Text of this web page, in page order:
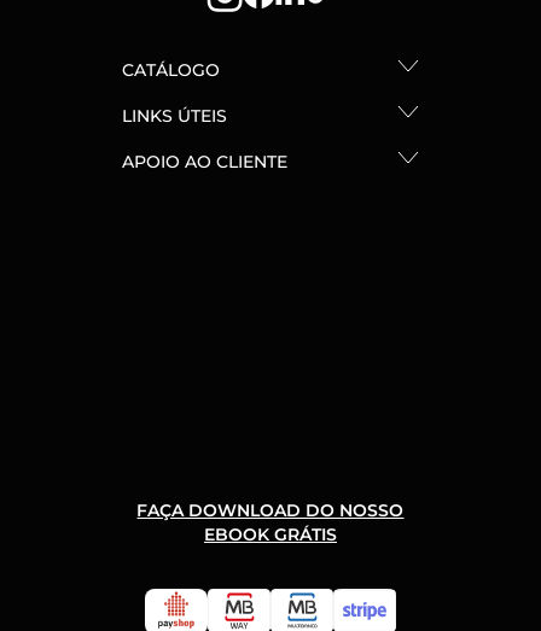
CATÁLOGO
LINKS ÚTEIS
APOIO AO CLIENTE
FAÇA DOWNLOAD DO NOSSO
EBOOK GRÁTIS